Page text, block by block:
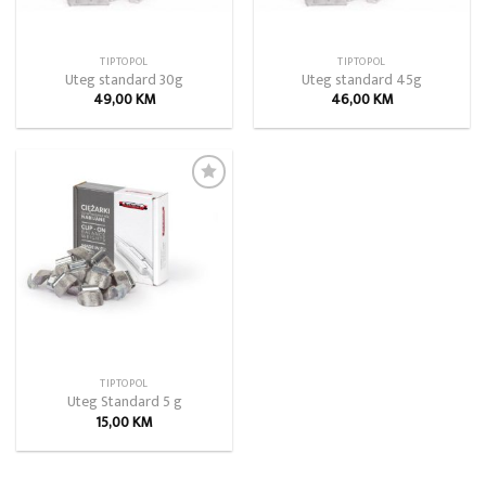
TIPTOPOL
Uteg standard 30g
49,00KM
TIPTOPOL
Uteg standard 45g
46,00KM
TIPTOPOL
Uteg Standard 5 g
15,00KM